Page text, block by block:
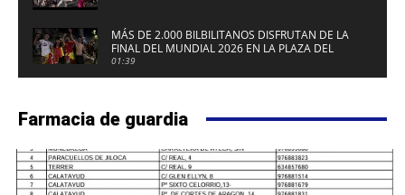
MÁS DE 2.000 BILBILITANOS DISFRUTAN DE LA
FINAL DEL MUNDIAL 2026 EN LA PLAZA DEL
FUERTE DE CALATAYUD
01:39
Farmacia de guardia